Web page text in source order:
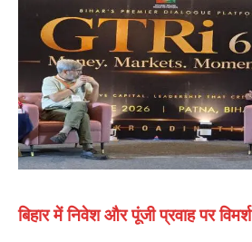
बिहार में निवेश और पूंजी प्रवाह पर विमर्श